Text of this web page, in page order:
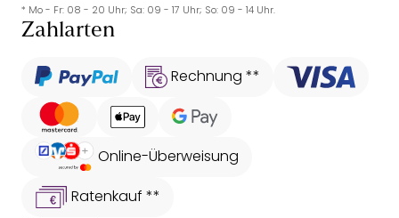
* Mo - Fr: 08 - 20 Uhr; Sa: 09 - 17 Uhr; So: 09 - 14 Uhr.
Zahlarten
Rechnung **
Online-Überweisung
Ratenkauf **